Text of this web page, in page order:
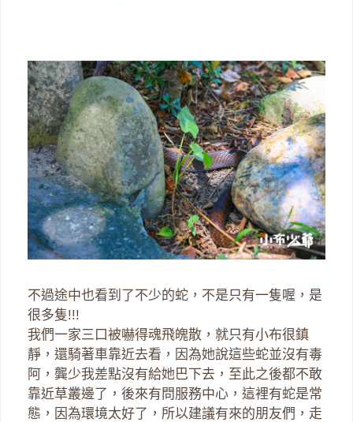
不過途中也看到了不少的蛇，不是只有一隻喔，是
很多隻!!!
我們一家三口被嚇得魂飛魄散，就只有小布很鎮
靜，還騎著車靠近去看，因為她說這些蛇並沒有毒
阿，龔少我差點沒有給她巴下去，至此之後都不敢
靠近草叢邊了，後來有問服務中心，這裡有蛇是常
態，因為環境太好了，所以建議有來的朋友們，走